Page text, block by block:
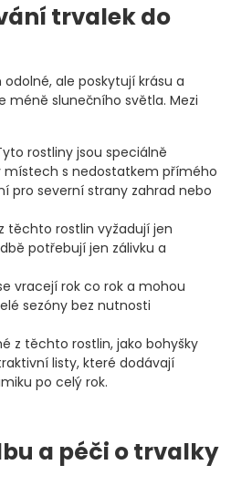
trvalek do
ale poskytují krásu a
méně slunečního světla. Mezi
rostliny jsou speciálně
místech s nedostatkem přímého
pro severní strany zahrad nebo
těchto rostlin vyžadují jen
potřebují jen zálivku a
vracejí rok co rok a mohou
sezóny bez nutnosti
z těchto rostlin, jako bohyšky
listy, které dodávají
po celý rok.
a péči o trvalky